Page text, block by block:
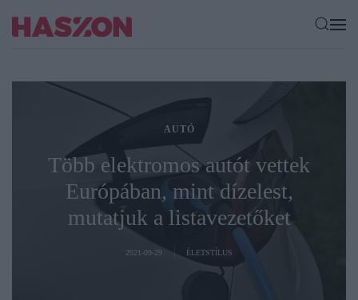
AUTÓ
Több elektromos autót vettek
Európában, mint dízelest,
mutatjuk a listavezetőket
2021-09-29 ÉLETSTÍLUS